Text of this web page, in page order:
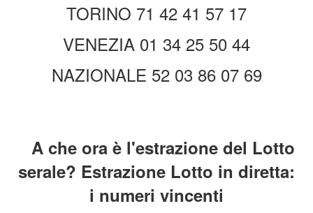
TORINO 71 42 41 57 17
VENEZIA 01 34 25 50 44
NAZIONALE 52 03 86 07 69
A che ora è l'estrazione del Lotto
serale? Estrazione Lotto in diretta:
i numeri vincenti